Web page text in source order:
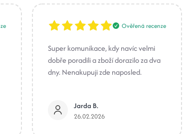
Ověřená recenze
Super komunikace, kdy navíc velmi
dobře poradili a zboží dorazilo za dva
dny. Nenakupuji zde naposled.
Jarda B.
26.02.2026